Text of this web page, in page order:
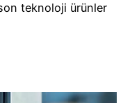
teknoloji ürünler